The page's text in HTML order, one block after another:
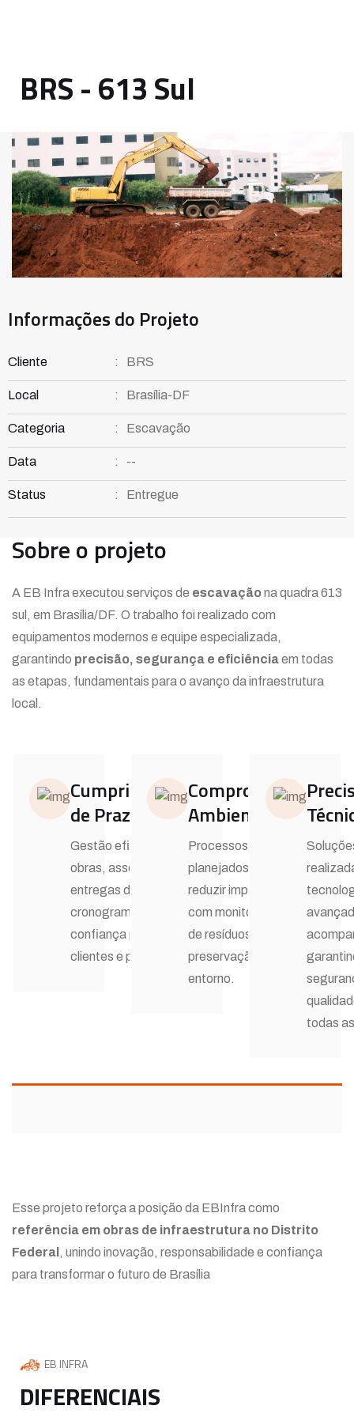
BRS - 613 Sul
Informações do Projeto
Cliente : BRS
Local : Brasília-DF
Categoria : Escavação
Data : --
Status : Entregue
Sobre o projeto
A EB Infra executou serviços de escavaçãona quadra 613
sul, em Brasília/DF. O trabalho foi realizado com
equipamentos modernos e equipe especializada,
garantindo precisão, segurança e eficiênciaem todas
as etapas, fundamentais para o avanço da infraestrutura
local.
Cumprimento
de Prazos
Gestão eficiente de
obras, assegurando
entregas dentro do
cronograma e
confiança para
clientes e parceiros.
Compromisso
Ambiental
Processos
planejados para
reduzir impactos,
com monitoramento
de resíduos, ruídos e
preservação do
entorno.
todas
Esse projeto reforça a posição da EBInfra como
referência em obras de infraestrutura no Distrito
Federal , unindo inovação, responsabilidade e confiança
para transformar o futuro de Brasília
EB INFRA
DIFERENCIAIS